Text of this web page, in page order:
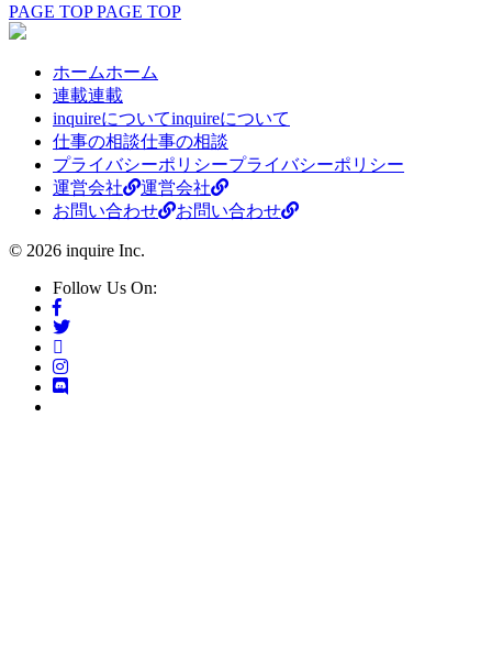
PAGE TOP PAGE TOP
ホームホーム
連載連載
inquireについてinquireについて
仕事の相談仕事の相談
プライバシーポリシープライバシーポリシー
運営会社
運営会社
お問い合わせ
お問い合わせ
© 2026 inquire Inc.
Follow Us On: